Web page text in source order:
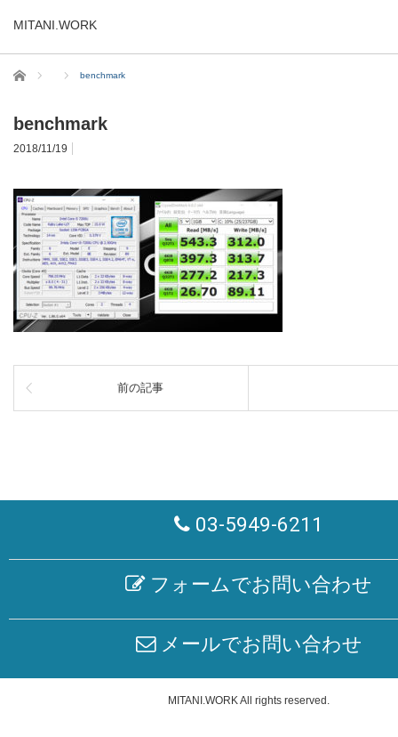
MITANI.WORK
ホーム benchmark
benchmark
2018/11/19
前の記事
03-5949-6211
フォームでお問い合わせ
メールでお問い合わせ
MITANI.WORKAll rights reserved.